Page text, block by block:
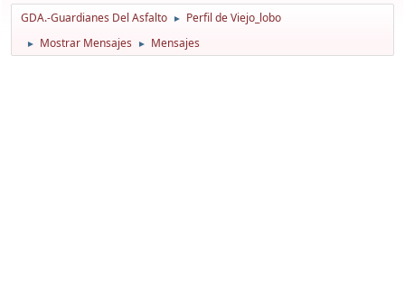
GDA.-Guardianes Del Asfalto ► Perfil de Viejo_lobo
► Mostrar Mensajes ► Mensajes